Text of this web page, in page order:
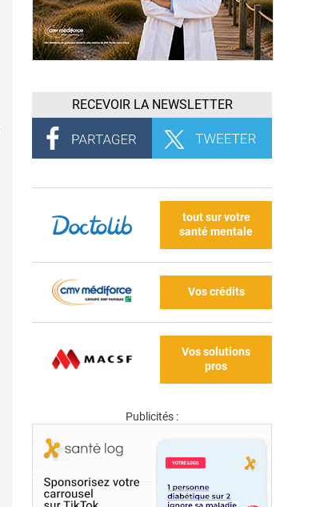
RECEVOIR LA NEWSLETTER
tout sur votre
santé mentale
Vos crédits
Vos solutions
pros
Publicités :